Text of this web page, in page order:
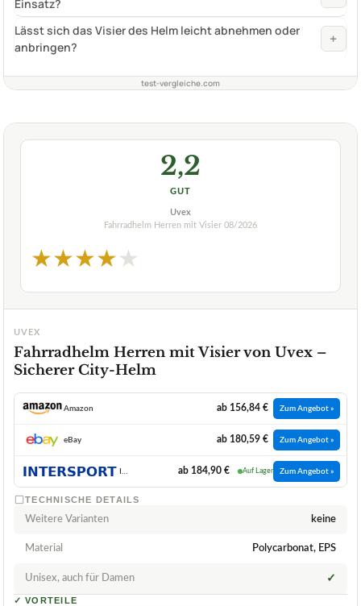
Einsatz?
Lässt sich das Visier des Helm leicht abnehmen oder
anbringen?
+
test-vergleiche.com
2,2
GUT
Uvex
Fahrradhelm Herren mit Visier 08/2026
★★★★★
UVEX
Fahrradhelm Herren mit Visier von Uvex –
Sicherer City-Helm
Amazon ab 156,84 € Zum Angebot »
eBay ab 180,59 € Zum Angebot »
ab 184,90 € Auf Lager Zum Angebot »
TECHNISCHE DETAILS
Weitere Varianten keine
Material Polycarbonat, EPS
Unisex, auch für Damen ✓
✓ VORTEILE